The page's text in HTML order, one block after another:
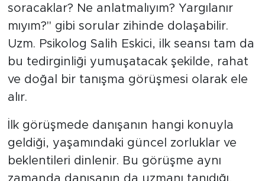
soracaklar? Ne anlatmalıyım? Yargılanır
mıyım?" gibi sorular zihinde dolaşabilir.
Uzm. Psikolog Salih Eskici, ilk seansı tam da
bu tedirginliği yumuşatacak şekilde, rahat
ve doğal bir tanışma görüşmesi olarak ele
alır.
İlk görüşmede danışanın hangi konuyla
geldiği, yaşamındaki güncel zorluklar ve
beklentileri dinlenir. Bu görüşme aynı
zamanda danışanın da uzmanı tanıdığı,